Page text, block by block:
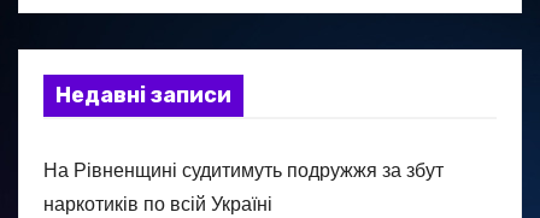
Недавні записи
На Рівненщині судитимуть подружжя за збут
наркотиків по всій Україні